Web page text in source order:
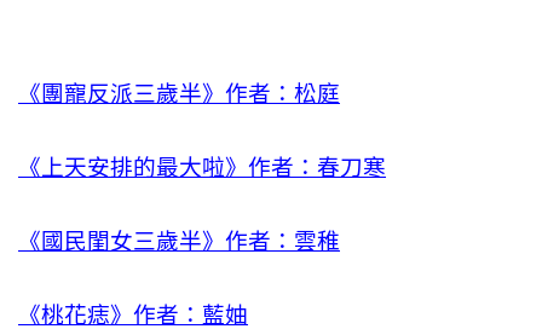
《團寵反派三歲半》作者：松庭
《上天安排的最大啦》作者：春刀寒
《國民閨女三歲半》作者：雲稚
《桃花痣》作者：藍妯